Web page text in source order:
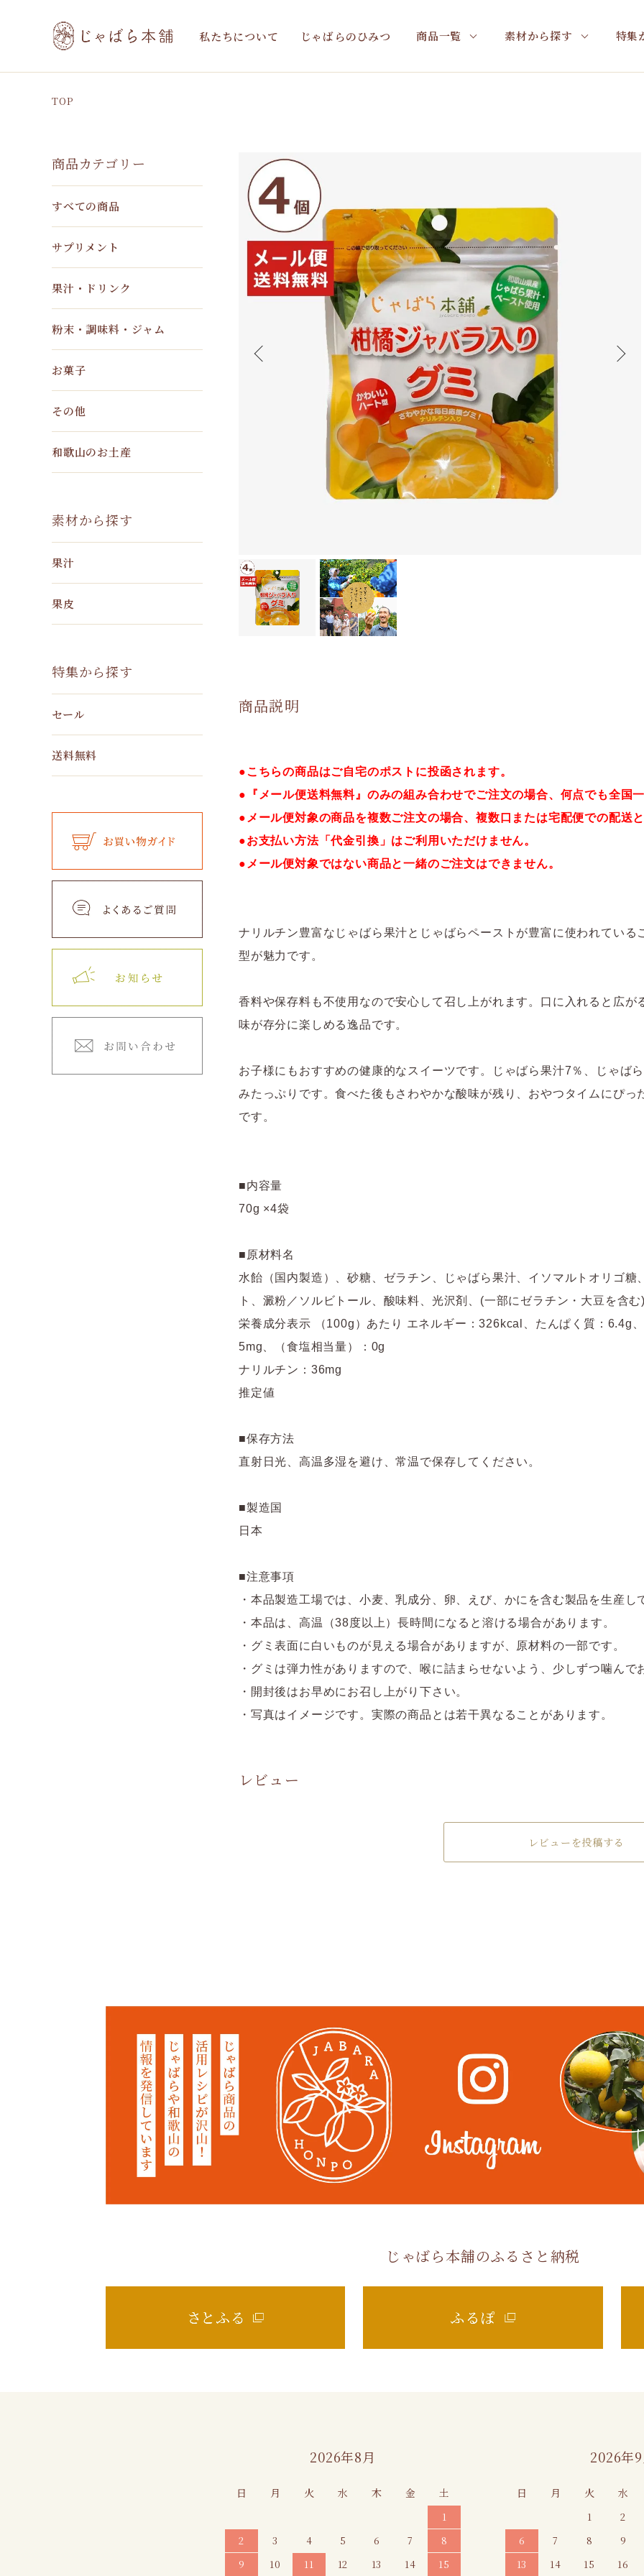
私たちについて じゃばらのひみつ 商品一覧 素材から探す 特集
TOP
商品説明
●こちらの商品はご自宅のポストに投函されます。
●『メール便送料無料』のみの組み合わせでご注文の場合、何点でも全国
●メール便対象の商品を複数ご注文の場合、複数口または宅配便での配送
●お支払い方法「代金引換」はご利用いただけません。
●メール便対象ではない商品と一緒のご注文はできません。
ナリルチン豊富なじゃばら果汁とじゃばらペーストが豊富に使われている
型が魅力です。
香料や保存料も不使用なので安心して召し上がれます。口に入れると広
味が存分に楽しめる逸品です。
お子様にもおすすめの健康的なスイーツです。じゃばら果汁7％、じゃば
みたっぷりです。食べた後もさわやかな酸味が残り、おやつタイムにぴっ
です。
■内容量
70g ×4袋
■原材料名
水飴（国内製造）、砂糖、ゼラチン、じゃばら果汁、イソマルトオリゴ
ト、澱粉／ソルビトール、酸味料、光沢剤、(一部にゼラチン・大豆を含む)
栄養成分表示 （100g）あたり エネルギー：326kcal、たんぱく質：6.4g
5mg、（食塩相当量）：0g
ナリルチン：36mg
推定値
■保存方法
直射日光、高温多湿を避け、常温で保存してください。
■製造国
日本
■注意事項
・本品製造工場では、小麦、乳成分、卵、えび、かにを含む製品を生産し
・本品は、高温（38度以上）長時間になると溶ける場合があります。
・グミ表面に白いものが見える場合がありますが、原材料の一部です。
・グミは弾力性がありますので、喉に詰まらせないよう、少しずつ噛んで
・開封後はお早めにお召し上がり下さい。
・写真はイメージです。実際の商品とは若干異なることがあります。
レビュー
レビューを投稿する
商品カテゴリー
すべての商品
サプリメント
果汁・ドリンク
粉末・調味料・ジャム
お菓子
その他
和歌山のお土産
素材から探す
果汁
果皮
特集から探す
セール
送料無料
じゃばら本舗のふるさと納税
2026年8月
日 月 火 水 木 金 土
1
2
3 4 5 6 7
8
9
10 11 12 13 14 15
2026年9
日 月 火 水
1 2
6
7 8 9
13
14 15 16